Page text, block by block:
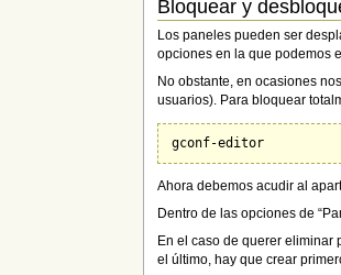
Bloquear y
Los paneles pueden ser
opciones en la que podemos
No obstante, en ocasiones
usuarios). Para bloquear
Ahora debemos acudir al
Dentro de las opciones de
En el caso de querer
el último, hay que crear